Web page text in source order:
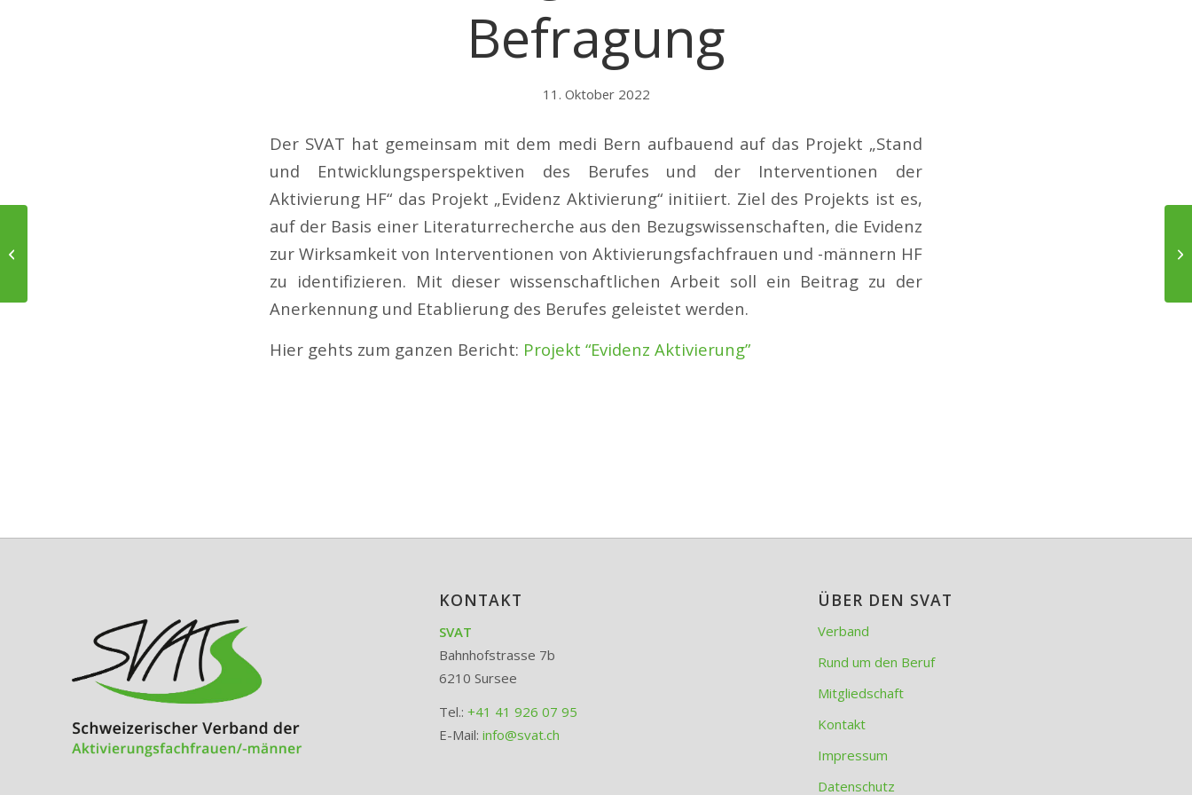
Befragung
11. Oktober 2022
Der SVAT hat gemeinsam mit dem medi Bern aufbauend auf das Projekt „Stand
und Entwicklungsperspektiven des Berufes und der Interventionen der
Aktivierung HF“ das Projekt „Evidenz Aktivierung“ initiiert. Ziel des Projekts ist es,
auf der Basis einer Literaturrecherche aus den Bezugswissenschaften, die Evidenz
zur Wirksamkeit von Interventionen von Aktivierungsfachfrauen und -männern HF
zu identifizieren. Mit dieser wissenschaftlichen Arbeit soll ein Beitrag zu der
Anerkennung und Etablierung des Berufes geleistet werden.
Hier gehts zum ganzen Bericht: Projekt “Evidenz Aktivierung”
KONTAKT
SVAT
Bahnhofstrasse 7b
6210 Sursee
Tel.: +41 41 926 07 95
E-Mail: info@svat.ch
ÜBER DEN SVAT
Verband
Rund um den Beruf
Mitgliedschaft
Kontakt
Impressum
Datenschutz